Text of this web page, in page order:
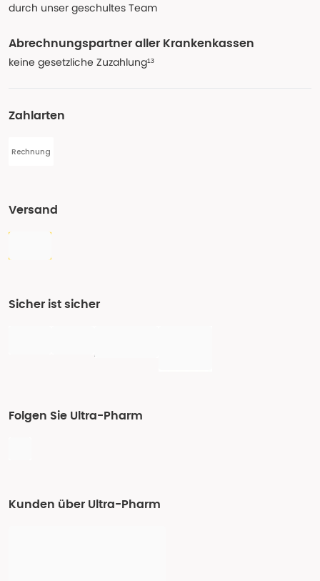
durch unser geschultes Team
Abrechnungspartner aller Krankenkassen
keine gesetzliche Zuzahlung¹³
Zahlarten
Rechnung
Versand
Sicher ist sicher
Folgen Sie Ultra-Pharm
Kunden über Ultra-Pharm